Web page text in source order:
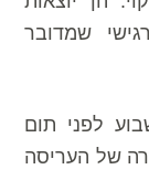
שמדובר
לפני תום
של העריסה